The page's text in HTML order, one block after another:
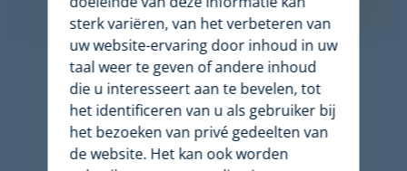
11 van de 50 grootste
retailers ter wereld
sterk variëren, van het verbeteren van
uw website-ervaring door inhoud in uw
taal weer te geven of andere inhoud
die u interesseert aan te bevelen, tot
het identificeren van u als gebruiker bij
het bezoeken van privé gedeelten van
de website. Het kan ook worden